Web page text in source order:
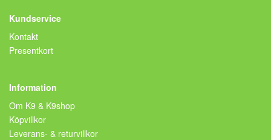
Kundservice
Kontakt
Presentkort
Information
Om K9 & K9shop
Köpvillkor
Leverans- & returvillkor